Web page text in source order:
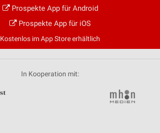
Prospekte App für Android
Prospekte App für iOS
Kostenlos im App Store erhältlich
In Kooperation mit: